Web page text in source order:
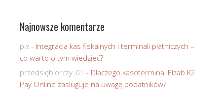
Najnowsze komentarze
pix - Integracja kas fiskalnych i terminali płatniczych –
co warto o tym wiedzieć?
przedsiębiorczy_01 - Dlaczego kasoterminal Elzab K2
Pay Online zasługuje na uwagę podatników?